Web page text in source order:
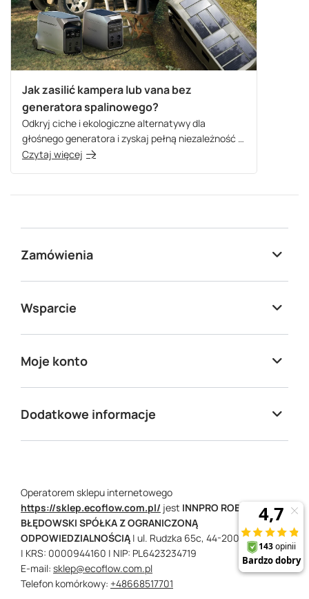
Jak zasilić kampera lub vana bez
generatora spalinowego?
Odkryj ciche i ekologiczne alternatywy dla
głośnego generatora i zyskaj pełną niezależność w
podróży!
Czytaj więcej
Zamówienia
Wsparcie
Moje konto
Dodatkowe informacje
Operatorem sklepu internetowego
https://sklep.ecoflow.com.pl/ jest INNPRO ROBERT
BŁĘDOWSKI SPÓŁKA Z OGRANICZONĄ
ODPOWIEDZIALNOŚCIĄ | ul. Rudzka 65c, 44-200 Rybnik
| KRS: 0000944160 | NIP: PL6423234719
E-mail: sklep@ecoflow.com.pl
Telefon komórkowy: +48668517701